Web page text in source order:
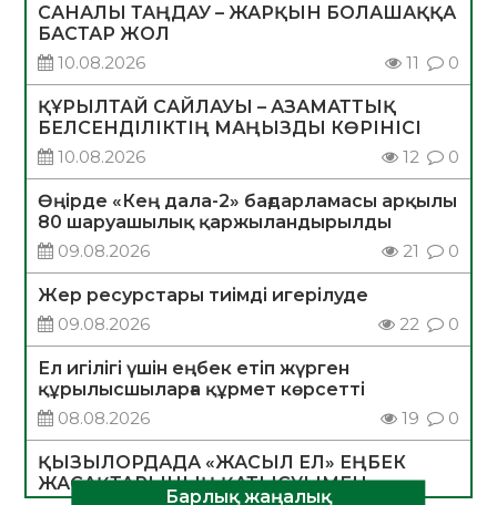
САНАЛЫ ТАҢДАУ – ЖАРҚЫН БОЛАШАҚҚА
БАСТАР ЖОЛ
10.08.2026
11 0
ҚҰРЫЛТАЙ САЙЛАУЫ – АЗАМАТТЫҚ
БЕЛСЕНДІЛІКТІҢ МАҢЫЗДЫ КӨРІНІСІ
10.08.2026
12 0
Өңірде «Кең дала-2» бағдарламасы арқылы
80 шаруашылық қаржыландырылды
09.08.2026
21 0
Жер ресурстары тиімді игерілуде
09.08.2026
22 0
Ел игілігі үшін еңбек етіп жүрген
құрылысшыларға құрмет көрсетті
08.08.2026
19 0
ҚЫЗЫЛОРДАДА «ЖАСЫЛ ЕЛ» ЕҢБЕК
ЖАСАҚТАРЫНЫҢ ҚАТЫСУЫМЕН
Барлық жаңалық